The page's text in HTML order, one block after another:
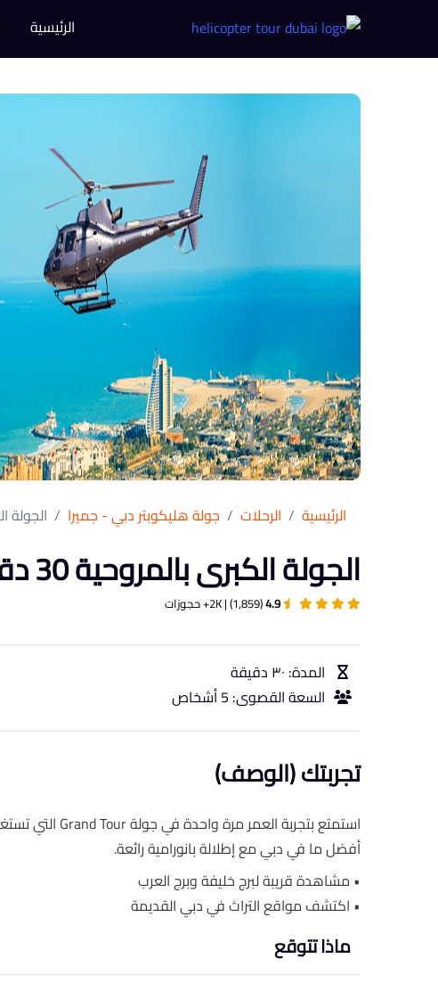
الرئيسية
الرئيسية الرحلات جولة هليكوبتر دبي - جميرا الجولة
الجولة الكبرى بالمروحية 30 دقيقة في دبي
4.9(1,859) | 2K+ حجوزات
المدة: ٣٠ دقيقة
السعة القصوى: 5 أشخاص
تجربتك (الوصف)
أفضل ما في دبي مع إطلالة بانورامية رائعة.
• مشاهدة قريبة لبرج خليفة وبرج العرب
• اكتشف مواقع التراث في دبي القديمة
ماذا تتوقع